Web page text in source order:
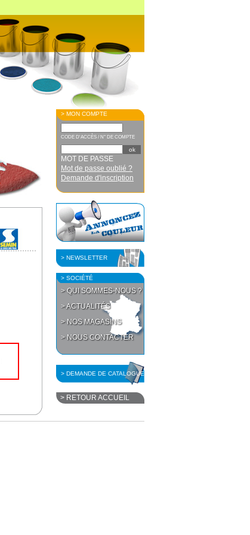
> MON COMPTE
CODE D'ACCÈS / N° DE COMPTE
MOT DE PASSE
Mot de passe oublié ?
Demande d'inscription
> NEWSLETTER
> SOCIÉTÉ
> QUI SOMMES-NOUS ?
> ACTUALITÉS
> NOS MAGASINS
> NOUS CONTACTER
> DEMANDE DE CATALOGUE
> RETOUR ACCUEIL